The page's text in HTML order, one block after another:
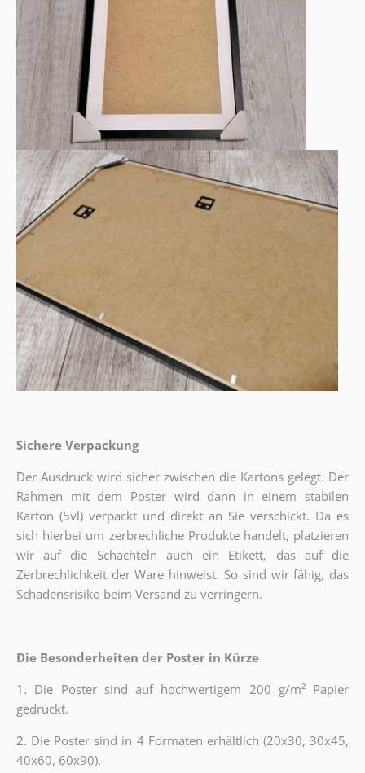
Sichere Verpackung
Der Ausdruck wird sicher zwischen die Kartons gelegt. Der
Rahmen mit dem Poster wird dann in einem stabilen
Karton (5vl) verpackt und direkt an Sie verschickt. Da es
sich hierbei um zerbrechliche Produkte handelt, platzieren
wir auf die Schachteln auch ein Etikett, das auf die
Zerbrechlichkeit der Ware hinweist. So sind wir fähig, das
Schadensrisiko beim Versand zu verringern.
Die Besonderheiten der Poster in Kürze
1. Die Poster sind auf hochwertigem 200 g/m² Papier
gedruckt.
2. Die Poster sind in 4 Formaten erhältlich (20x30, 30x45,
40x60, 60x90).